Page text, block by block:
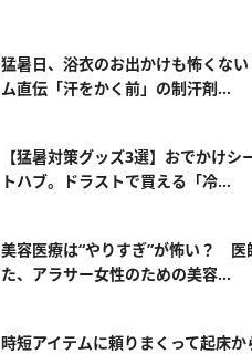
猛暑日、浴衣のお出かけも怖くな
ム直伝「汗をかく前」の制汗剤...
【猛暑対策グッズ3選】おでかけシ
トハブ。ドラストで買える「冷...
美容医療は“やりすぎ”が怖い？ 医
た、アラサー女性のための美容...
時短アイテムに頼りまくって起床か